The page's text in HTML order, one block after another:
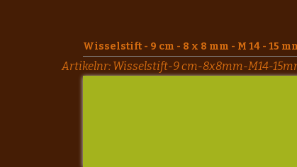
Wisselstift - 9 cm - 8 x 8 mm - M 14 - 15
Artikelnr: Wisselstift-9 cm-8x8mm-M14-